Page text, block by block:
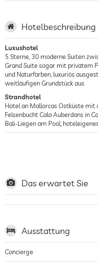
Hotelbeschreibung
Luxushotel
5 Sterne, 30 moderne Suiten
Grand Suite sogar mit privatem
und Naturfarben, luxuriös
weitläufigen Grundstück aus
Strandhotel
Hotel an Mallorcas Ostküste
Felsenbucht Cala Auberdans in
Bali-Liegen am Pool,
Elegante Architektur, modern
Mallorcas traditionellen Fincas
Das erwartet Sie
Ausstattung
Concierge